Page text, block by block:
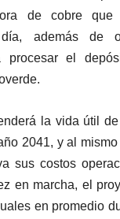
de cobre que
además de
procesar el
la vida útil
2041, y al
sus costos
en marcha, el
en promedio